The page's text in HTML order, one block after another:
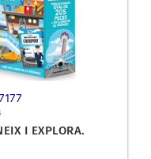
I EXPLORA.